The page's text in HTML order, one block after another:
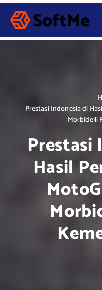
S
p
Prestasi Indonesia di
Morbidelli
Prestasi
Hasil